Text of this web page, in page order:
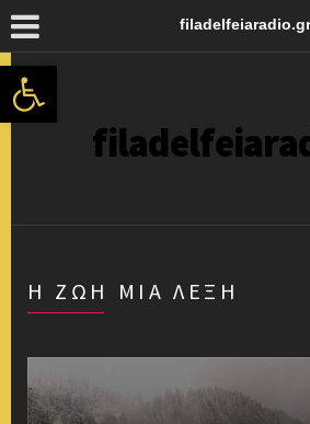
Ανοίξτε τη γραμμή εργαλείων
filadelfeiaradio.gr
Η ΖΩΗ ΜΙΑ ΛΕΞΗ